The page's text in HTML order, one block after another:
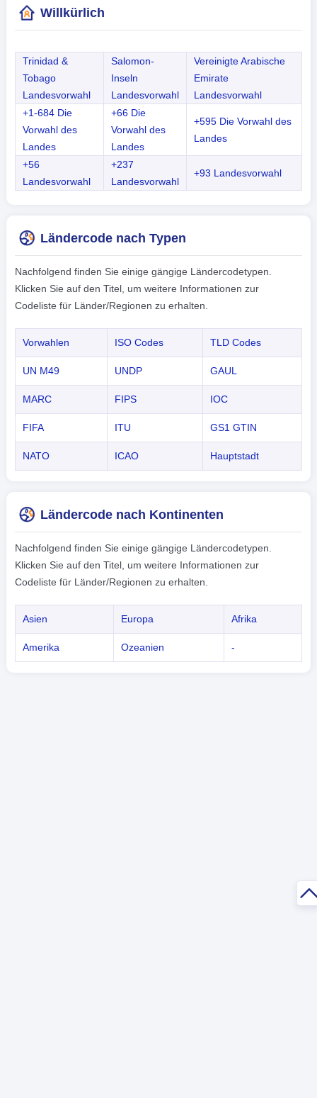
Willkürlich
Trinidad &
Tobago
Landesvorwahl
Salomon-
Inseln
Landesvorwahl
Vereinigte Arabische
Emirate
Landesvorwahl
+1-684 Die
Vorwahl des
Landes
+66 Die
Vorwahl des
Landes
+595 Die Vorwahl des
Landes
+56
Landesvorwahl
+237
Landesvorwahl
+93 Landesvorwahl
Ländercode nach Typen
Nachfolgend finden Sie einige gängige Ländercodetypen.
Klicken Sie auf den Titel, um weitere Informationen zur
Codeliste für Länder/Regionen zu erhalten.
Vorwahlen ISO Codes TLD Codes
UN M49 UNDP GAUL
MARC FIPS IOC
FIFA ITU GS1 GTIN
NATO ICAO Hauptstadt
Ländercode nach Kontinenten
Nachfolgend finden Sie einige gängige Ländercodetypen.
Klicken Sie auf den Titel, um weitere Informationen zur
Codeliste für Länder/Regionen zu erhalten.
Asien Europa Afrika
Amerika Ozeanien -